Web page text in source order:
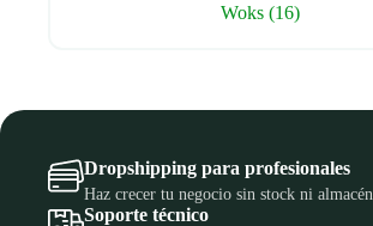
Woks(16)
Dropshipping para profesionales
Haz crecer tu negocio sin stock ni almacén.
Soporte técnico